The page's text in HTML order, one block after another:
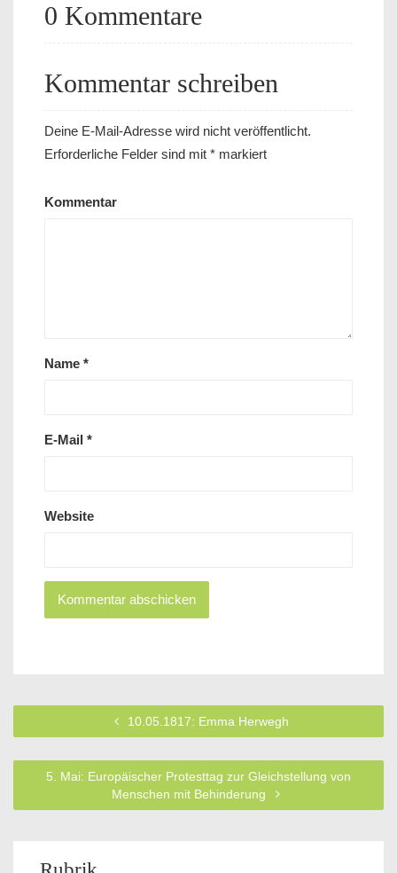
0 Kommentare
Kommentar schreiben
Deine E-Mail-Adresse wird nicht veröffentlicht.
Erforderliche Felder sind mit * markiert
Kommentar
Name *
E-Mail *
Website
10.05.1817: Emma Herwegh
5. Mai: Europäischer Protesttag zur Gleichstellung von
Menschen mit Behinderung